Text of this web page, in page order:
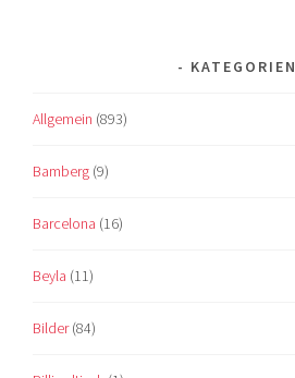
KATEGORIEN
Allgemein (893)
Bamberg (9)
Barcelona (16)
Beyla (11)
Bilder(84)